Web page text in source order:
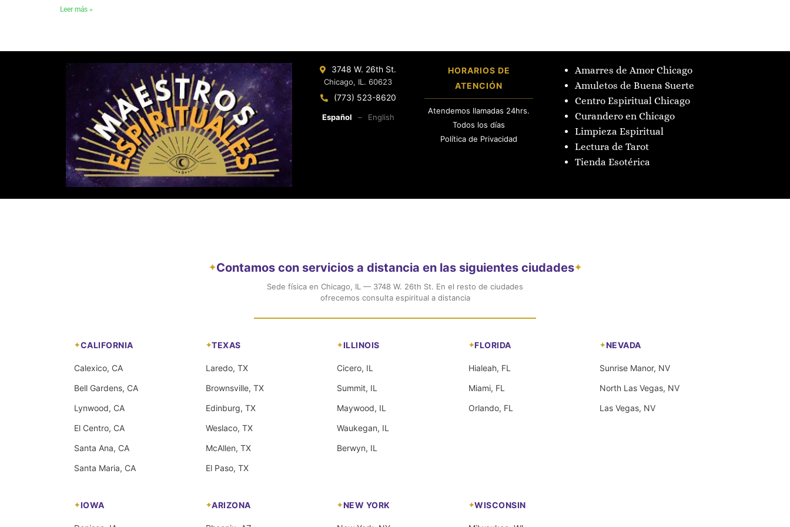
Leer más »
3748 W. 26th St.
Chicago, IL. 60623
(773) 523-8620
Español – English
HORARIOS DE
ATENCIÓN
Atendemos llamadas 24hrs.
Todos los días
Política de Privacidad
Amarres de Amor Chicago
Amuletos de Buena Suerte
Centro Espiritual Chicago
Curandero en Chicago
Limpieza Espiritual
Lectura de Tarot
Tienda Esotérica
✦Contamos con servicios a distancia en las siguientes ciudades✦
Sede física en Chicago, IL — 3748 W. 26th St. En el resto de ciudades
ofrecemos consulta espiritual a distancia
CALIFORNIA
Calexico, CA
Bell Gardens, CA
Lynwood, CA
El Centro, CA
Santa Ana, CA
Santa Maria, CA
TEXAS
Laredo, TX
Brownsville, TX
Edinburg, TX
Weslaco, TX
McAllen, TX
El Paso, TX
ILLINOIS
Cicero, IL
Summit, IL
Maywood, IL
Waukegan, IL
Berwyn, IL
FLORIDA
Hialeah, FL
Miami, FL
Orlando, FL
NEVADA
Sunrise Manor, NV
North Las Vegas, NV
Las Vegas, NV
IOWA ARIZONA NEW YORK WISCONSIN